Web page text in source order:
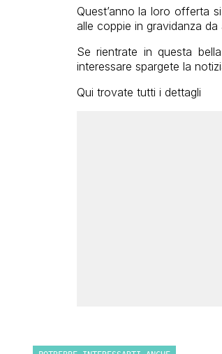
Quest’anno la loro offerta
alle coppie in gravidanza da
Se rientrate in questa
interessare spargete la
Qui trovate tutti i dettagli